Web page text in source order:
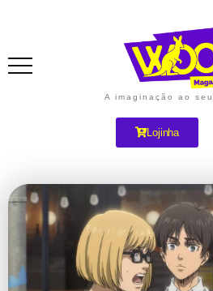
A imaginação ao
Lojinha